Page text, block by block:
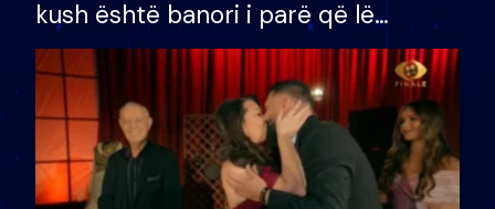
kush është banori i parë që lë
shtëpinë dhe humb mundësinë për
të fituar çmimin e madh